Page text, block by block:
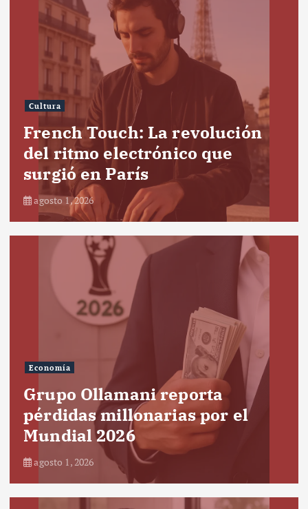
Cultura
French Touch: La revolución
del ritmo electrónico que
surgió en París
agosto 1, 2026
Economía
Grupo Ollamani reporta
pérdidas millonarias por el
Mundial 2026
agosto 1, 2026